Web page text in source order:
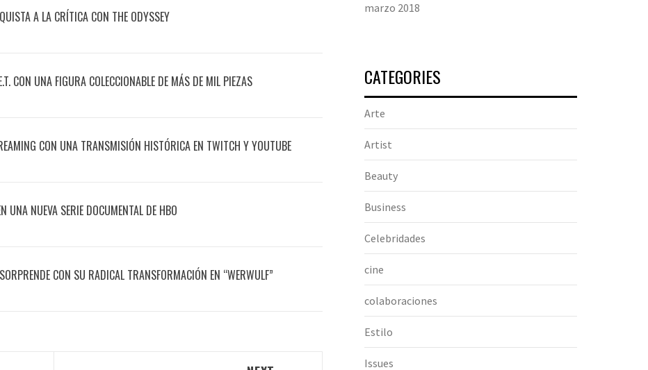
A LA CRÍTICA CON THE ODYSSEY
CON UNA FIGURA COLECCIONABLE DE MÁS DE MIL PIEZAS
CON UNA TRANSMISIÓN HISTÓRICA EN TWITCH Y YOUTUBE
UNA NUEVA SERIE DOCUMENTAL DE HBO
CON SU RADICAL TRANSFORMACIÓN EN “WERWULF”
marzo 2018
CATEGORIES
Arte
Artist
Beauty
Business
Celebridades
cine
colaboraciones
Estilo
Issues